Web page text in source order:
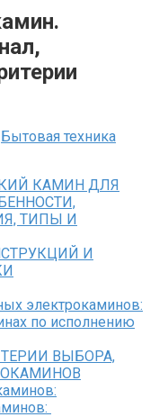
Бытовая техника
КАМИН ДЛЯ
ТИПЫ И
И
электрокаминов:
по исполнению
ВЫБОРА,